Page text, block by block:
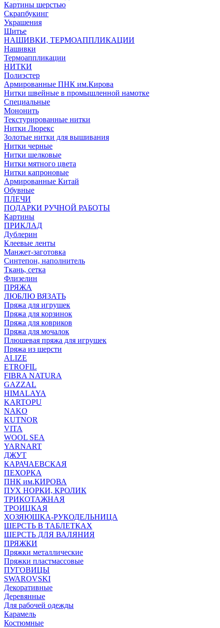
Картины шерстью
Скрапбукинг
Украшения
Шитье
НАШИВКИ, ТЕРМОАППЛИКАЦИИ
Нашивки
Термоаппликации
НИТКИ
Полиэстер
Армированные ПНК им.Кирова
Нитки швейные в промышленной намотке
Специальные
Мононить
Текстурированные нитки
Нитки Люрекс
Золотые нитки для вышивания
Нитки черные
Нитки шелковые
Нитки мятного цвета
Нитки капроновые
Армированные Китай
Обувные
ПЛЕЧИ
ПОДАРКИ РУЧНОЙ РАБОТЫ
Картины
ПРИКЛАД
Дублерин
Клеевые ленты
Манжет-заготовка
Синтепон, наполнитель
Ткань, сетка
Флизелин
ПРЯЖА
ЛЮБЛЮ ВЯЗАТЬ
Пряжа для игрушек
Пряжа для корзинок
Пряжа для ковриков
Пряжа для мочалок
Плюшевая пряжа для игрушек
Пряжа из шерсти
ALIZE
ETROFIL
FIBRA NATURA
GAZZAL
HIMALAYA
KARTOPU
NAKO
KUTNOR
VITA
WOOL SEA
YARNART
ДЖУТ
КАРАЧАЕВСКАЯ
ПЕХОРКА
ПНК им.КИРОВА
ПУХ НОРКИ, КРОЛИК
ТРИКОТАЖНАЯ
ТРОИЦКАЯ
ХОЗЯЮШКА-РУКОДЕЛЬНИЦА
ШЕРСТЬ В ТАБЛЕТКАХ
ШЕРСТЬ ДЛЯ ВАЛЯНИЯ
ПРЯЖКИ
Пряжки металлические
Пряжки пластмассовые
ПУГОВИЦЫ
SWAROVSKI
Декоративные
Деревянные
Для рабочей одежды
Карамель
Костюмные